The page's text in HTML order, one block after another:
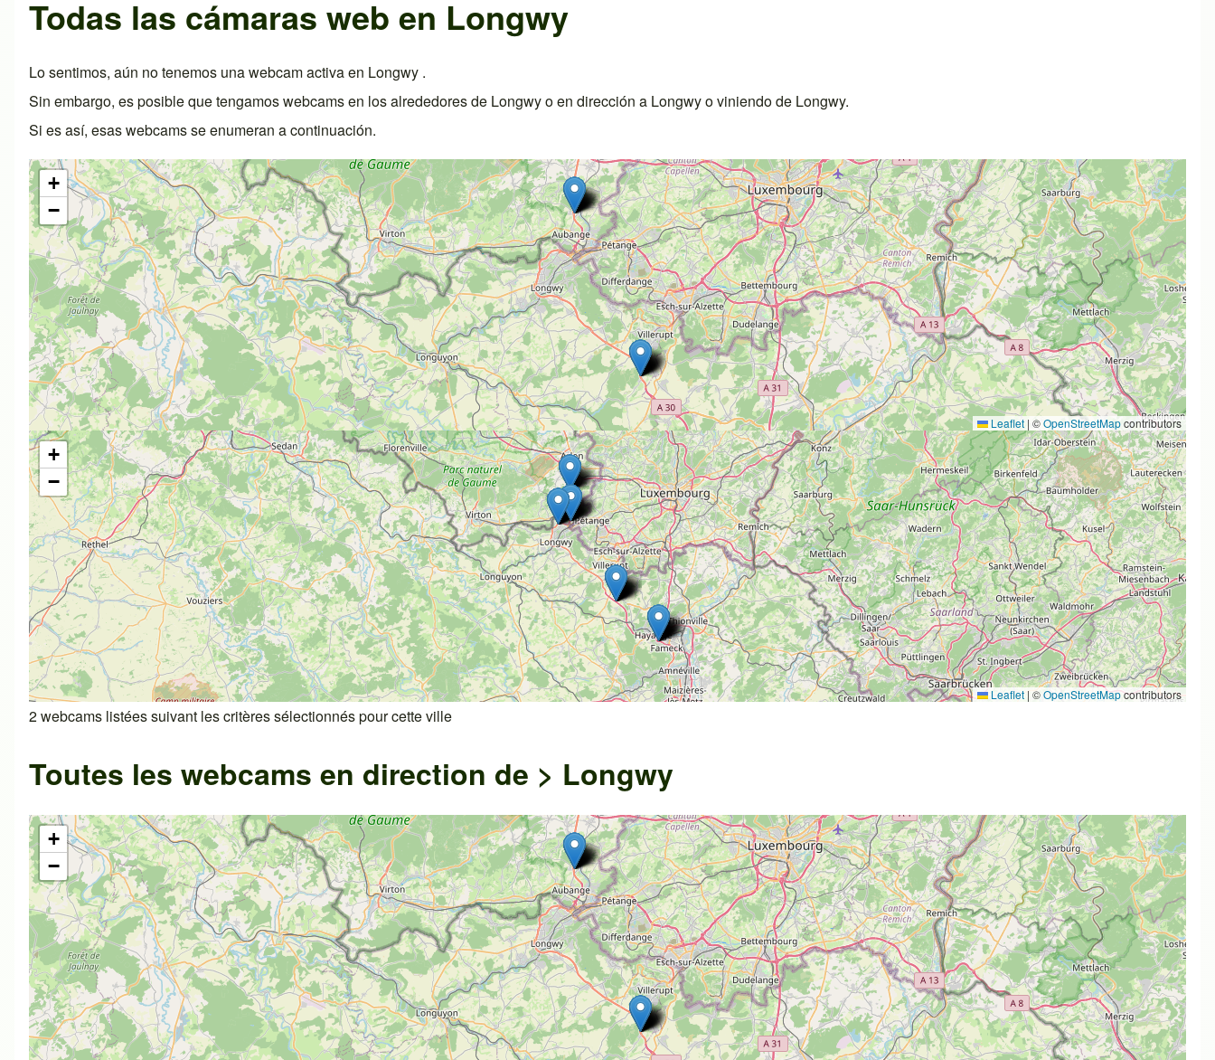
Todas las cámaras web en Longwy
Lo sentimos, aún no tenemos una webcam activa en Longwy .
Sin embargo, es posible que tengamos webcams en los alrededores de Longwy o en dirección a Longwy o viniendo de Longwy.
Si es así, esas webcams se enumeran a continuación.
+
−
Leaflet | ©OpenStreetMapcontributors
+
−
Leaflet | ©OpenStreetMapcontributors
2 webcams listées suivant les critères sélectionnés pour cette ville
Toutes les webcams en direction de > Longwy
+
−